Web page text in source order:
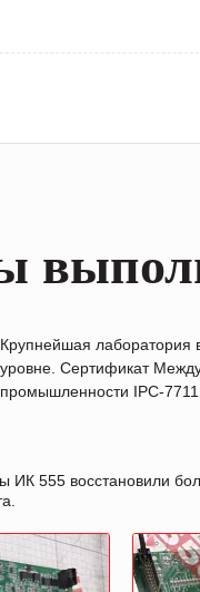
Крупнейшая лаборатория
уровне. Сертификат
промышленности IPC-
ИК 555 восстановили